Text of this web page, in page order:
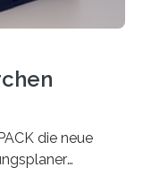
die neue